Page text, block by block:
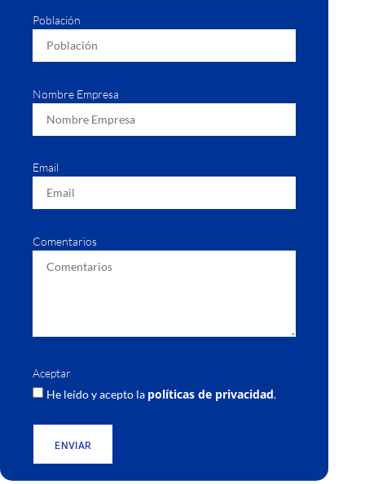
Población
Nombre Empresa
Email
Comentarios
Aceptar
He leído y acepto la políticas de privacidad.
ENVIAR